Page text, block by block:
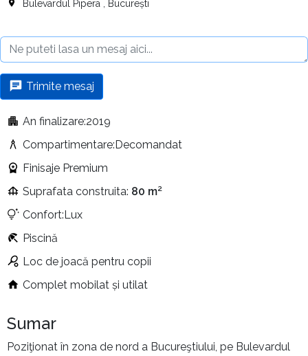
Bulevardul Pipera , București
Trimite mesaj
An finalizare:2019
Compartimentare:Decomandat
Finisaje Premium
Suprafata construita: 80 m²
Confort:Lux
Piscină
Loc de joacă pentru copii
Complet mobilat și utilat
Sumar
Poziţionat în zona de nord a Bucureştiului, pe Bulevardul